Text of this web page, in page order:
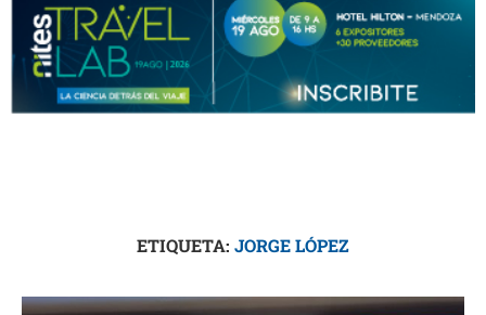
ETIQUETA: JORGE LÓPEZ